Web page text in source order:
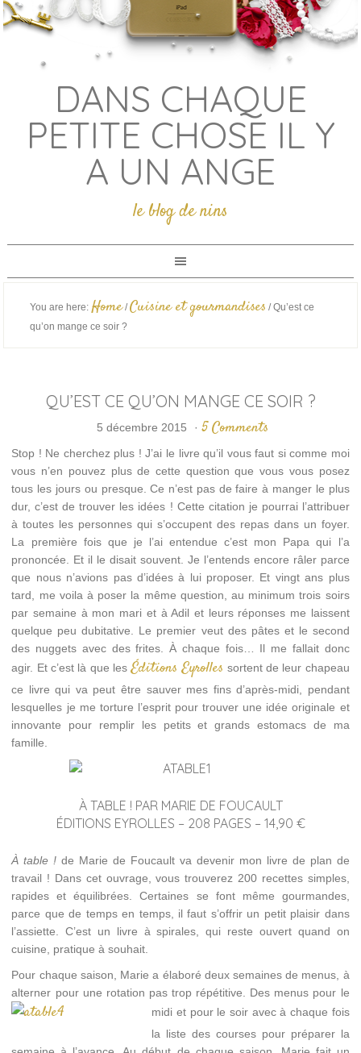
DANS CHAQUE
PETITE CHOSE IL Y
A UN ANGE
le blog de nins
You are here: Home / Cuisine et gourmandises /Qu’est ce
qu’on mange ce soir ?
QU’EST CE QU’ON MANGE CE SOIR ?
5 décembre 2015 · 5 Comments
Stop ! Ne cherchez plus ! J’ai le livre qu’il vous faut si comme moi
vous n’en pouvez plus de cette question que vous vous posez
tous les jours ou presque. Ce n’est pas de faire à manger le plus
dur, c’est de trouver les idées ! Cette citation je pourrai l’attribuer
à toutes les personnes qui s’occupent des repas dans un foyer.
La première fois que je l’ai entendue c’est mon Papa qui l’a
prononcée. Et il le disait souvent. Je l’entends encore râler parce
que nous n’avions pas d’idées à lui proposer. Et vingt ans plus
tard, me voila à poser la même question, au minimum trois soirs
par semaine à mon mari et à Adil et leurs réponses me laissent
quelque peu dubitative. Le premier veut des pâtes et le second
des nuggets avec des frites. À chaque fois… Il me fallait donc
agir. Et c’est là que lesÉditions Eyrolles sortent de leur chapeau
ce livre qui va peut être sauver mes fins d’après-midi, pendant
lesquelles je me torture l’esprit pour trouver une idée originale et
innovante pour remplir les petits et grands estomacs de ma
famille.
À TABLE ! PAR MARIE DE FOUCAULT
ÉDITIONS EYROLLES – 208 PAGES – 14,90 €
À table ! de Marie de Foucault va devenir mon livre de plan de
travail ! Dans cet ouvrage, vous trouverez 200 recettes simples,
rapides et équilibrées. Certaines se font même gourmandes,
parce que de temps en temps, il faut s’offrir un petit plaisir dans
l’assiette. C’est un livre à spirales, qui reste ouvert quand on
cuisine, pratique à souhait.
Pour chaque saison, Marie a élaboré deux semaines de menus, à
alterner pour une rotation pas trop répétitive. Des menus pour le
midi et pour le soir avecà chaque fois
la liste des courses pour préparer la